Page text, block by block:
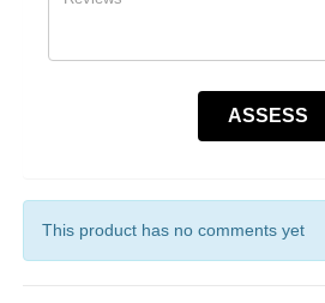
This product has no comments yet